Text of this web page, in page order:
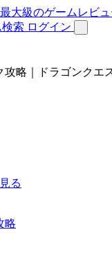
索 ログイン
攻略｜ドラゴンクエ
る
略